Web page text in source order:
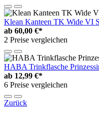
Klean Kanteen TK Wide VI
ab 60,00 €*
2 Preise vergleichen
HABA Trinkflasche
ab 12,99 €*
6 Preise vergleichen
Zurück